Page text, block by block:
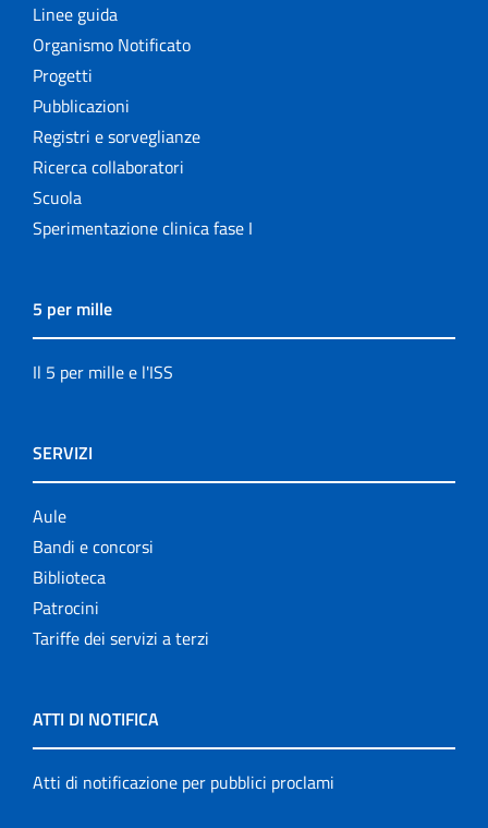
Linee guida
Organismo Notificato
Progetti
Pubblicazioni
Registri e sorveglianze
Ricerca collaboratori
Scuola
Sperimentazione clinica fase I
5 per mille
Il 5 per mille e l'ISS
SERVIZI
Aule
Bandi e concorsi
Biblioteca
Patrocini
Tariffe dei servizi a terzi
ATTI DI NOTIFICA
Atti di notificazione per pubblici proclami